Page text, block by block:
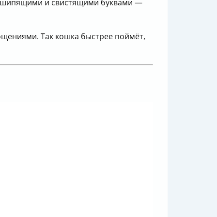
шипящими и свистящими буквами —
Так кошка быстрее поймёт,